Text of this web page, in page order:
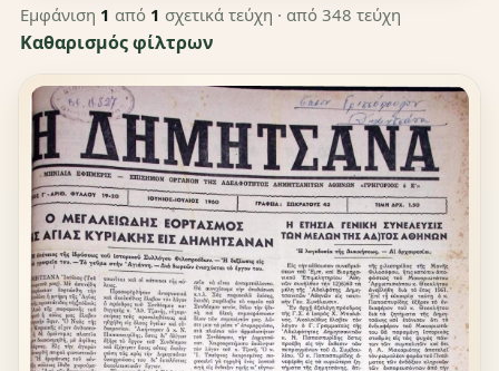
Εμφάνιση 1 από 1 σχετικά τεύχη · από 348 τεύχη
Καθαρισμός φίλτρων